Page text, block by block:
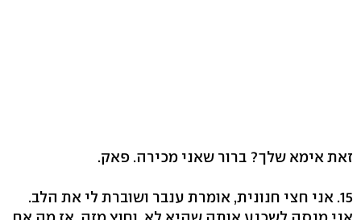
זאת אימא שלך? ברור שאני מכירה. פאק.
15. אני חצי חנונית, אומרת ענבר ושוברת לי את הלב.